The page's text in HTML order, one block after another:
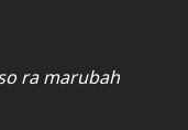
ra marubah